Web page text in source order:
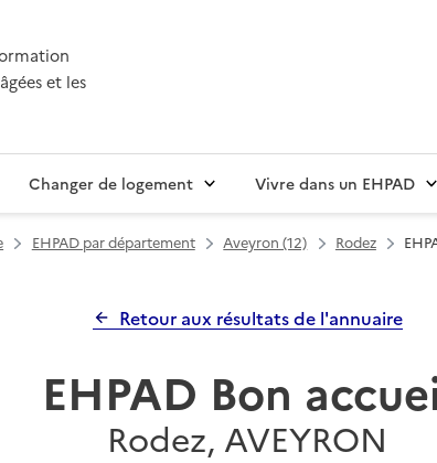
et les
Changer de logement Vivre dans un EHPAD
EHPAD par département Aveyron (12) Rodez
Retour aux résultats de l'annuaire
EHPAD Bon
Rodez, AVEYRON